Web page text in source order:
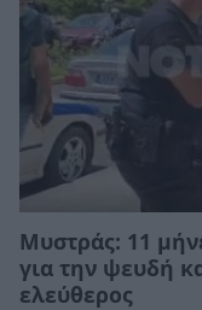
Μυστράς: 11
για την ψευδή
ελεύθερος